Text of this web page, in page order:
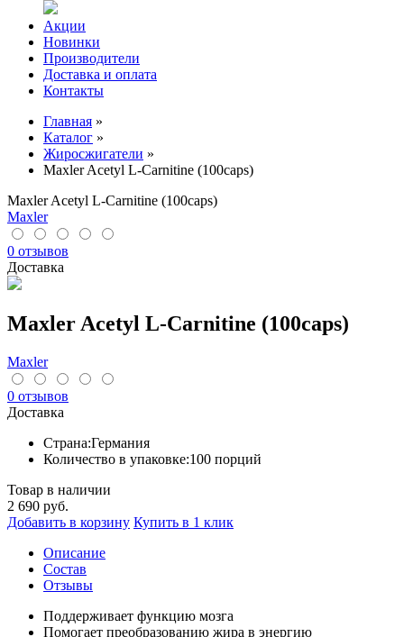
Акции
Новинки
Производители
Доставка и оплата
Контакты
Главная »
Каталог »
Жиросжигатели »
Maxler Acetyl L-Carnitine (100caps)
Maxler Acetyl L-Carnitine (100caps)
Maxler
0 отзывов
Доставка
Maxler Acetyl L-Carnitine (100caps)
Maxler
0 отзывов
Доставка
Страна:Германия
Количество в упаковке:100 порций
Товар в наличии
2 690 руб.
Добавить в корзину Купить в 1 клик
Описание
Cостав
Отзывы
Поддерживает функцию мозга
Помогает преобразованию жира в энергию